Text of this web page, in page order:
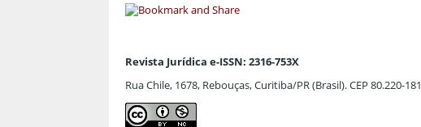
Revista Jurídica e-ISSN: 2316-753X
Rua Chile, 1678, Rebouças, Curitiba/PR (Brasil). CEP 80.220-181